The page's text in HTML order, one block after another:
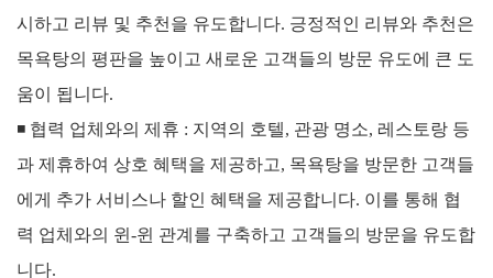
시하고 리뷰 및 추천을 유도합니다. 긍정적인 리뷰와 추천은
목욕탕의 평판을 높이고 새로운 고객들의 방문 유도에 큰 도
움이 됩니다.
◾ 협력 업체와의 제휴 : 지역의 호텔, 관광 명소, 레스토랑 등
과 제휴하여 상호 혜택을 제공하고, 목욕탕을 방문한 고객들
에게 추가 서비스나 할인 혜택을 제공합니다. 이를 통해 협
력 업체와의 윈-윈 관계를 구축하고 고객들의 방문을 유도합
니다.